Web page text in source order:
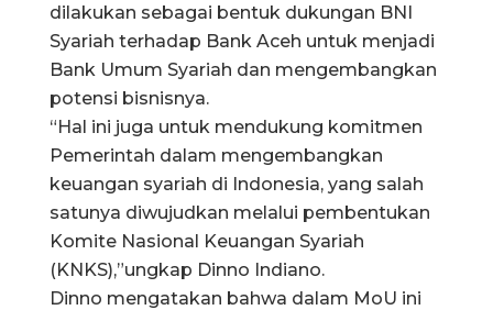
dilakukan sebagai bentuk dukungan BNI
Syariah terhadap Bank Aceh untuk menjadi
Bank Umum Syariah dan mengembangkan
potensi bisnisnya.
“Hal ini juga untuk mendukung komitmen
Pemerintah dalam mengembangkan
keuangan syariah di Indonesia, yang salah
satunya diwujudkan melalui pembentukan
Komite Nasional Keuangan Syariah
(KNKS),”ungkap Dinno Indiano.
Dinno mengatakan bahwa dalam MoU ini